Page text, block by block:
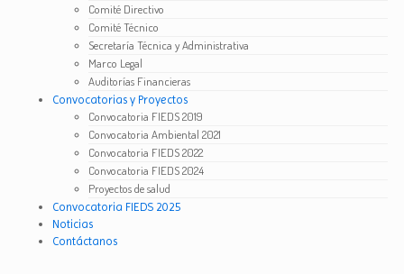
Comité Directivo
Comité Técnico
Secretaría Técnica y Administrativa
Marco Legal
Auditorías Financieras
Convocatorias y Proyectos
Convocatoria FIEDS 2019
Convocatoria Ambiental 2021
Convocatoria FIEDS 2022
Convocatoria FIEDS 2024
Proyectos de salud
Convocatoria FIEDS 2025
Noticias
Contáctanos